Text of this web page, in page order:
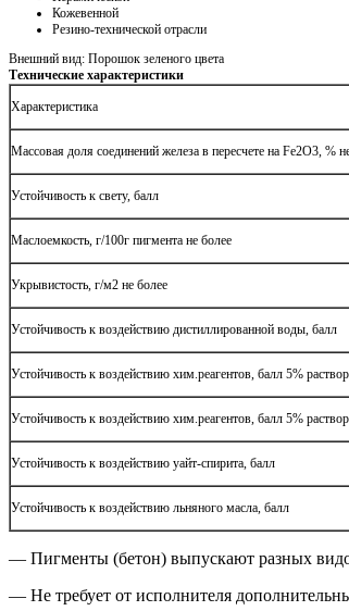
Кожевенной
Резино-технической отрасли
Внешний вид: Порошок зеленого цвета
Технические характеристики
Характеристика
Массовая доля соединений железа в пересчете на Fe2O3, %
Устойчивость к свету, балл
Маслоемкость, г/100г пигмента не более
Укрывистость, г/м2 не более
Устойчивость к воздействию дистиллированной воды, балл
Устойчивость к воздействию хим.реагентов, балл 5%
Устойчивость к воздействию хим.реагентов, балл 5%
Устойчивость к воздействию уайт-спирита, балл
Устойчивость к воздействию льняного масла, балл
— Пигменты (бетон) выпускают разных
— Не требует от исполнителя